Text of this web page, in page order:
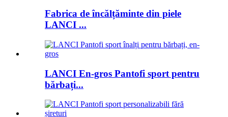
Fabrica de încălțăminte din piele
LANCI ...
LANCI En-gros Pantofi sport pentru
bărbați...